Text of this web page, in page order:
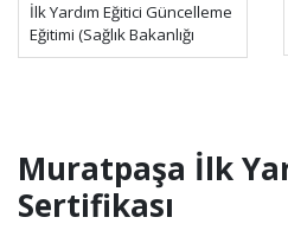
İlk Yardım Eğitici Güncelleme
Eğitimi (Sağlık Bakanlığı
Onaylı)
Muratpaşa İlk
Sertifikası